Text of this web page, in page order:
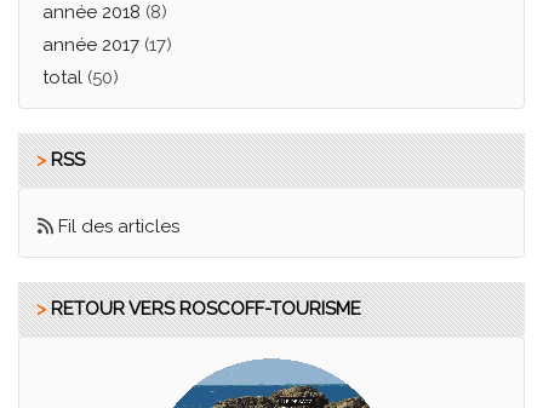
année 2018 (8)
année 2017(17)
total (50)
>RSS
Fil des articles
>RETOUR VERS ROSCOFF-TOURISME